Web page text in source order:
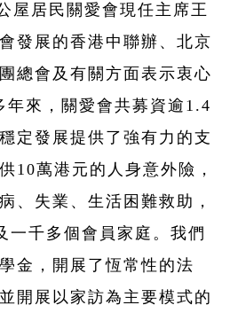
屋居民關愛會現任主席王
發展的香港中聯辦、北京
總會及有關方面表示衷心
年來，關愛會共募資逾1.4
定發展提供了強有力的支
10萬港元的人身意外險，
、失業、生活困難救助，
一千多個會員家庭。我們
金，開展了恆常性的法
開展以家訪為主要模式的